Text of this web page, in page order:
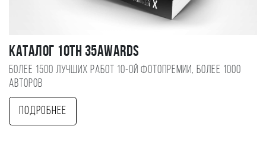
Каталог 10TH 35AWARDS
Более 1500 лучших работ 10-ой фотопремии, более 1000
авторов
Подробнее